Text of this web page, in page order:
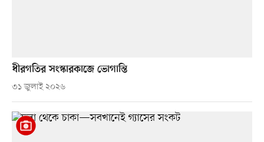
ধীরগতির সংস্কারকাজে ভোগান্তি
৩১ জুলাই ২০২৬